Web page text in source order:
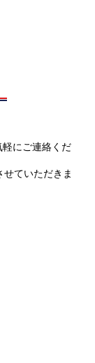
にご連絡くだ
ていただきま